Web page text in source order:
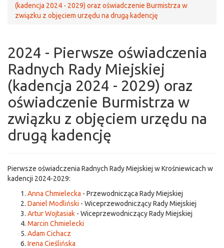
(kadencja 2024 - 2029) oraz oświadczenie Burmistrza w
związku z objęciem urzędu na drugą kadencję
2024 - Pierwsze oświadczenia
Radnych Rady Miejskiej
(kadencja 2024 - 2029) oraz
oświadczenie Burmistrza w
związku z objęciem urzędu na
drugą kadencję
Pierwsze oświadczenia Radnych Rady Miejskiej w Krośniewicach w
kadencji 2024-2029:
Anna Chmielecka - Przewodnicząca Rady Miejskiej
Daniel Modliński - Wiceprzewodniczący Rady Miejskiej
Artur Wojtasiak - Wiceprzewodniczący Rady Miejskiej
Marcin Chmielecki
Adam Cichacz
Irena Cieślińska